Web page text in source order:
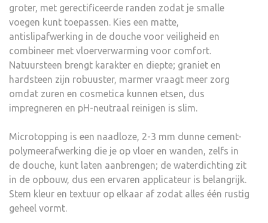
groter, met gerectificeerde randen zodat je smalle
voegen kunt toepassen. Kies een matte,
antislipafwerking in de douche voor veiligheid en
combineer met vloerverwarming voor comfort.
Natuursteen brengt karakter en diepte; graniet en
hardsteen zijn robuuster, marmer vraagt meer zorg
omdat zuren en cosmetica kunnen etsen, dus
impregneren en pH-neutraal reinigen is slim.
Microtopping is een naadloze, 2-3 mm dunne cement-
polymeerafwerking die je op vloer en wanden, zelfs in
de douche, kunt laten aanbrengen; de waterdichting zit
in de opbouw, dus een ervaren applicateur is belangrijk.
Stem kleur en textuur op elkaar af zodat alles één rustig
geheel vormt.